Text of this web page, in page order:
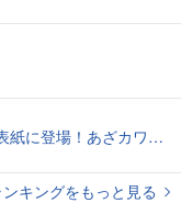
元NMB48和田海佑『週刊SPA!』表紙に登場！あざカワ新婚生活グラビアで読者全員TKO負け♡
キングをもっと見る